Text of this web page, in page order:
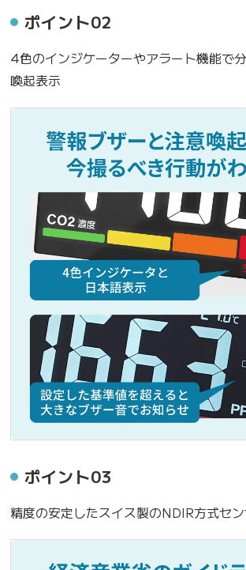
ポイント02
4色のインジケーターやアラート機能で
喚起表示
ポイント03
精度の安定したスイス製のNDIR方式セ